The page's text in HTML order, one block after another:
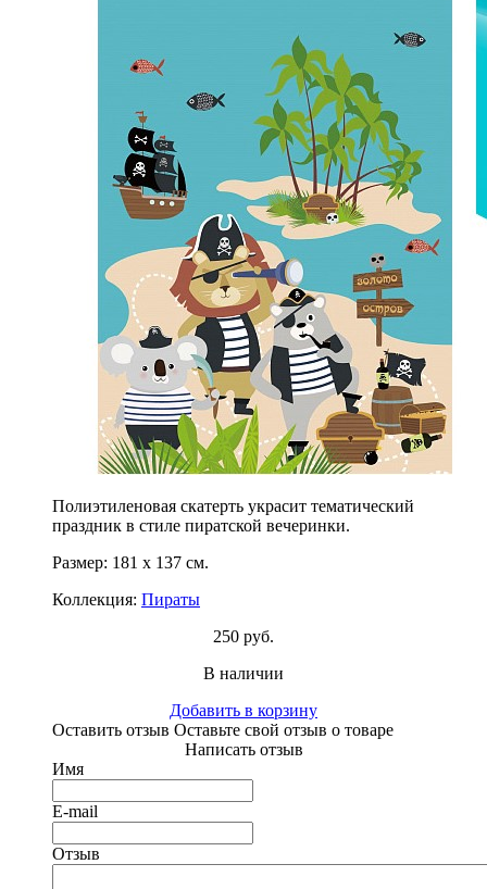
Полиэтиленовая скатерть украсит тематический
праздник в стиле пиратской вечеринки.
Размер: 181 х 137 см.
Коллекция: Пираты
250 руб.
В наличии
Добавить в корзину
Оставить отзыв Оставьте свой отзыв о товаре
Написать отзыв
Имя
E-mail
Отзыв